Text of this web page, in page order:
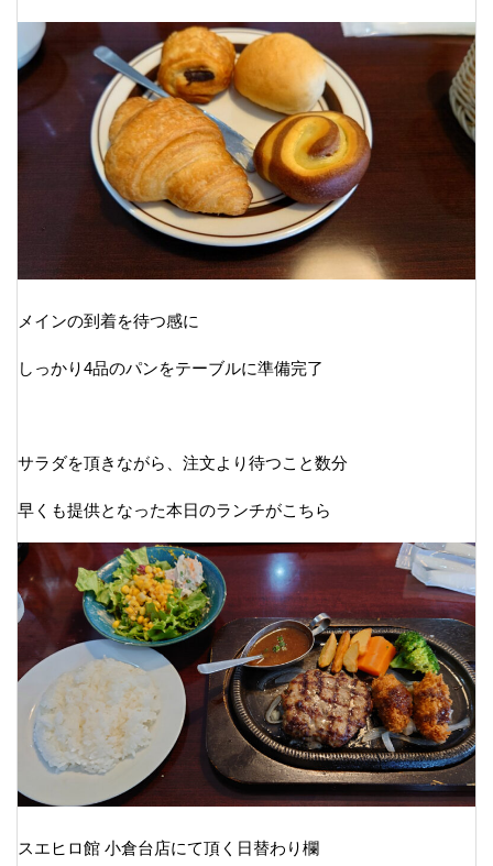
メインの到着を待つ感に
しっかり4品のパンをテーブルに準備完了
サラダを頂きながら、注文より待つこと数分
早くも提供となった本日のランチがこちら
スエヒロ館 小倉台店にて頂く日替わり欄